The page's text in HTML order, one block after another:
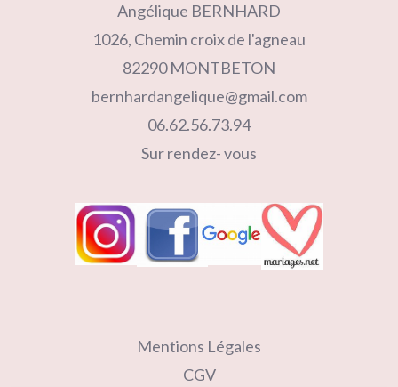
Angélique BERNHARD
1026, Chemin croix de l'agneau
82290 MONTBETON
bernhardangelique@gmail.com
06.62.56.73.94
Sur rendez- vous
Mentions Légales
CGV